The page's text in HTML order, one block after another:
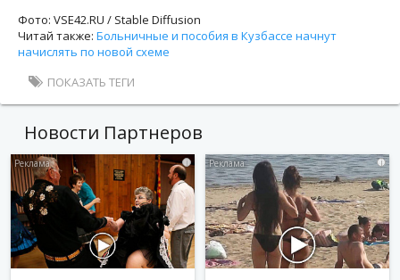
Фото: VSE42.RU / Stable Diffusion
Читай также: Больничные и пособия в Кузбассе начнут
начислять по новой схеме
ПОКАЗАТЬ ТЕГИ
Новости Партнеров
i i